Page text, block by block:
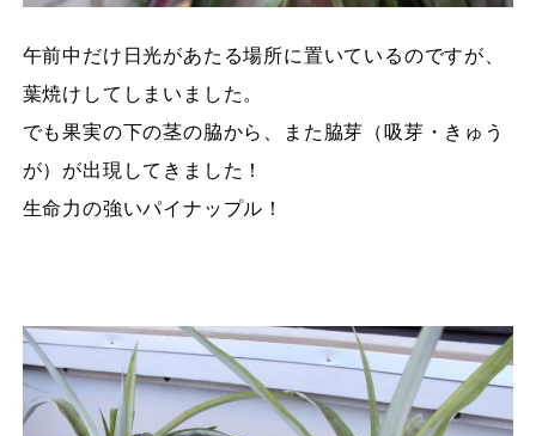
午前中だけ日光があたる場所に置いているのですが、
葉焼けしてしまいました。
でも果実の下の茎の脇から、また脇芽（吸芽・きゅう
が）が出現してきました！
生命力の強いパイナップル！